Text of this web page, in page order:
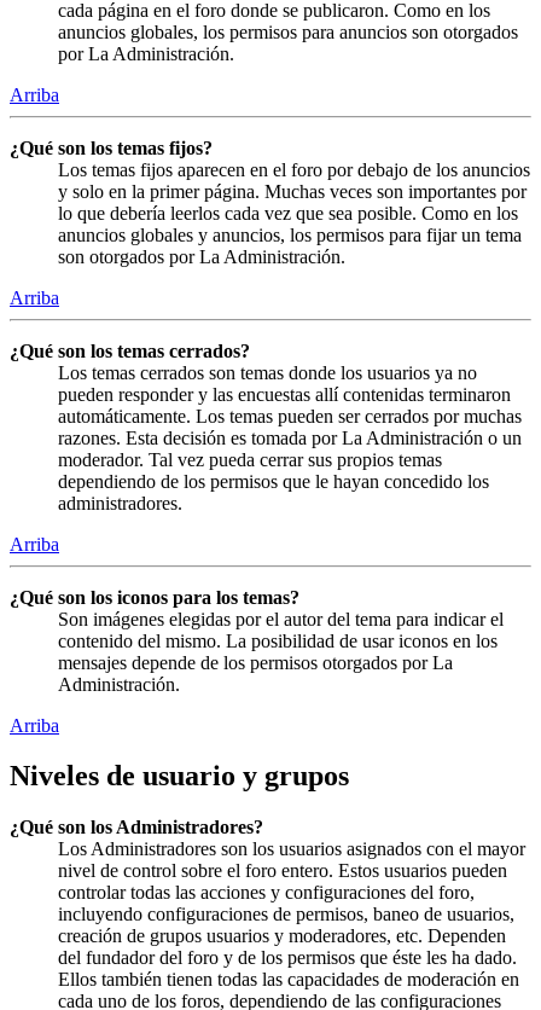
cada página en el foro donde se publicaron. Como en los
anuncios globales, los permisos para anuncios son otorgados
por La Administración.
Arriba
¿Qué son los temas fijos?
Los temas fijos aparecen en el foro por debajo de los anuncios
y solo en la primer página. Muchas veces son importantes por
lo que debería leerlos cada vez que sea posible. Como en los
anuncios globales y anuncios, los permisos para fijar un tema
son otorgados por La Administración.
Arriba
¿Qué son los temas cerrados?
Los temas cerrados son temas donde los usuarios ya no
pueden responder y las encuestas allí contenidas terminaron
automáticamente. Los temas pueden ser cerrados por muchas
razones. Esta decisión es tomada por La Administración o un
moderador. Tal vez pueda cerrar sus propios temas
dependiendo de los permisos que le hayan concedido los
administradores.
Arriba
¿Qué son los iconos para los temas?
Son imágenes elegidas por el autor del tema para indicar el
contenido del mismo. La posibilidad de usar iconos en los
mensajes depende de los permisos otorgados por La
Administración.
Arriba
Niveles de usuario y grupos
¿Qué son los Administradores?
Los Administradores son los usuarios asignados con el mayor
nivel de control sobre el foro entero. Estos usuarios pueden
controlar todas las acciones y configuraciones del foro,
incluyendo configuraciones de permisos, baneo de usuarios,
creación de grupos usuarios y moderadores, etc. Dependen
del fundador del foro y de los permisos que éste les ha dado.
Ellos también tienen todas las capacidades de moderación en
cada uno de los foros, dependiendo de las configuraciones